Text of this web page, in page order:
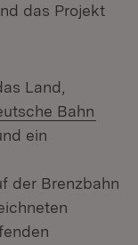
das Projekt
Land,
Bahn
ein
der Brenzbahn